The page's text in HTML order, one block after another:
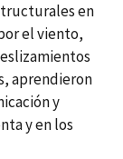
en
el viento,
aprendieron
y
y en los